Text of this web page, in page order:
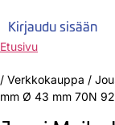
Kirjaudu sisään
Etusivu
/ Verkkokauppa /
mm Ø 43 mm 70N